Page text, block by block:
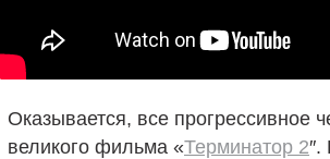
Оказывается, все прогрессивное
великого фильма «Терминатор 2″.